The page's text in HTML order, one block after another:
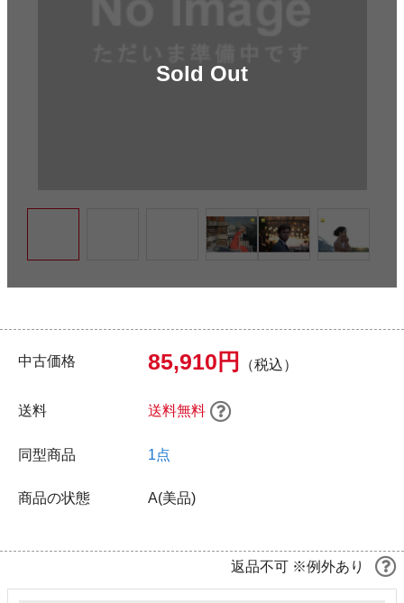
Sold Out
中古価格 85,910円 （税込）
送料 送料無料
同型商品 1点
商品の状態 A(美品)
返品不可 ※例外あり